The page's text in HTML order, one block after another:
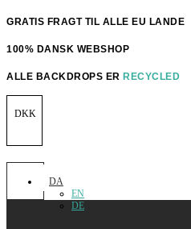
til
GRATIS FRAGT TIL ALLE EU LANDE
100% DANSK WEBSHOP
ALLE BACKDROPS ER RECYCLED
DKK
DA
EN
DE